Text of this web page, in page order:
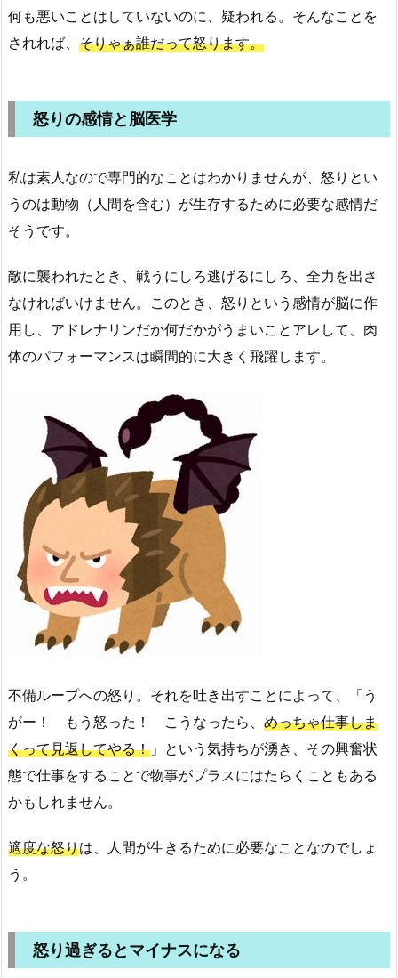
何も悪いことはしていないのに、疑われる。そんなことを
されれば、 そりゃぁ誰だって怒ります。
怒りの感情と脳医学
私は素人なので専門的なことはわかりませんが、怒りとい
うのは動物（人間を含む）が生存するために必要な感情だ
そうです。
敵に襲われたとき、戦うにしろ逃げるにしろ、全力を出さ
なければいけません。このとき、怒りという感情が脳に作
用し、アドレナリンだか何だかがうまいことアレして、肉
体のパフォーマンスは瞬間的に大きく飛躍します。
不備ループへの怒り。それを吐き出すことによって、「う
がー！ もう怒った！ こうなったら、 めっちゃ仕事しま
くって見返してやる！ 」という気持ちが湧き、その興奮状
態で仕事をすることで物事がプラスにはたらくこともある
かもしれません。
適度な怒りは、人間が生きるために必要なことなのでしょ
う。
怒り過ぎるとマイナスになる